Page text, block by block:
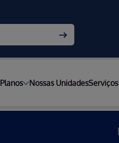
Nossas UnidadesServiços